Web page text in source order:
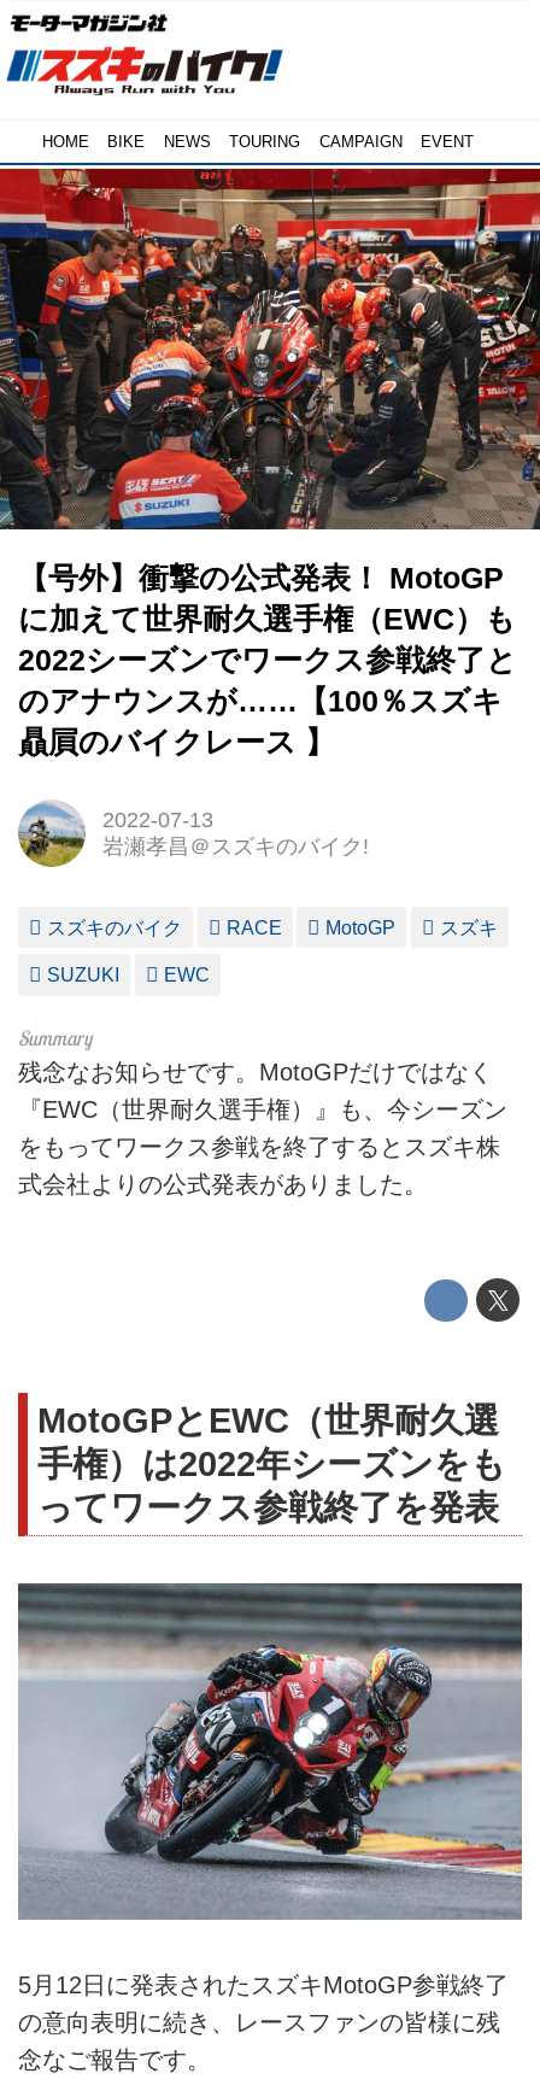
HOME BIKE NEWS TOURING CAMPAIGN EVENT
【号外】衝撃の公式発表！ MotoGP
に加えて世界耐久選手権（EWC）も
2022シーズンでワークス参戦終了と
のアナウンスが……【100％スズキ
贔屓のバイクレース 】
2022-07-13
岩瀬孝昌＠スズキのバイク!
スズキのバイク RACE MotoGP スズキ
SUZUKI EWC
残念なお知らせです。MotoGPだけではなく
『EWC（世界耐久選手権）』も、今シーズン
をもってワークス参戦を終了するとスズキ株
式会社よりの公式発表がありました。
MotoGPとEWC（世界耐久選
手権）は2022年シーズンをも
ってワークス参戦終了を発表
5月12日に発表されたスズキMotoGP参戦終了
の意向表明に続き、レースファンの皆様に残
念なご報告です。